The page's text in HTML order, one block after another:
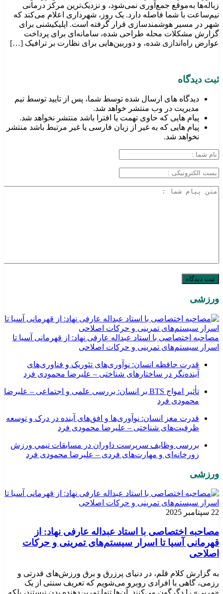
زباله‌ها به‌موقع جمع‌آوری نمی‌شود، و نزدیک‌ترین مرکز درمانی
نیم‌ساعت با شما فاصله دارد. یک روز، شهرداری اعلام می‌کند که
شهر در مسیر هوشمندسازی قرار گرفته است. اپلیکیشنی برای
گزارش مشکلات محله طراحی شده، سامانه‌ای برای پرداخت
عوارض راه‌اندازی شده، و دوربین‌هایی برای نظارت بر ترافیک […]
ثبت دیدگاه
دیدگاه های ارسال شده توسط شما، پس از تایید توسط تیم
مدیریت در وب منتشر خواهد شد.
پیام هایی که حاوی تهمت یا افترا باشد منتشر نخواهد شد.
پیام هایی که به غیر از زبان فارسی یا غیر مرتبط باشد منتشر
نخواهد شد.
ورزشی
مصاحبه اختصاصی با استاد عبداله عارفی نهاد: از قهرمانی آسیا تا
اسرار سیستم‌های تمرینی و حرکات اصلاحی
قدرت حافظه انسان: نوآوری‌های تئوریک و فناوری‌های
آینده‌نگر در ساختارهای شناختی – علیرضا محمودی فرد
تأثیر امواج BTS بر انسان: بررسی علمی و اجتماعی – علیرضا
محمودی فرد
قدرت مغز انسان: نوآوری‌ها و افق‌های آینده در درک و توسعه
ظرفیت‌های شناختی – علیرضا محمودی فرد
بررسی وظايف سرپرست داوران در مسابقات تیمي ورزش
زورخانه‌ای و مهارت‌های فردی – علیرضا محمودی فرد
ورزشی
22 سپتامبر 2025
مصاحبه اختصاصی با استاد عبداله عارفی نهاد: از
قهرمانی آسیا تا اسرار سیستم‌های تمرینی و حرکات
اصلاحی
به گزارش کلام قلم، در دنیای پرزرق و برق ورزش‌های قدرتی و
رزمی، گاهی با افرادی روبرو می‌شویم که تعریف سنتی از یک
«مربی» را دگرگون می‌کنند. آن‌ها تنها تمرین‌دهنده بدن نیستند، بلکه